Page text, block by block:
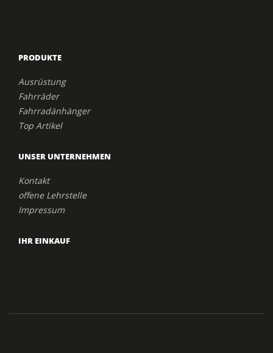
PRODUKTE
Ausrüstung
Fahrräder
Fahrradänhänger
Top Artikel
UNSER UNTERNEHMEN
Kontakt
offene Lehrstelle
Impressum
IHR EINKAUF